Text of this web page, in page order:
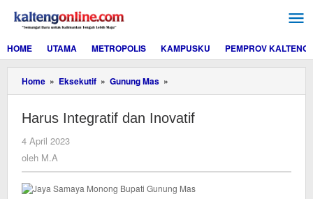
konten
HOME
UTAMA METROPOLIS KAMPUSKU PEMPROV KALTENG
Home » Eksekutif » Gunung Mas »
Integratif
Inovatif
Harus Integratif dan Inovatif
4 April 2023
oleh M.A